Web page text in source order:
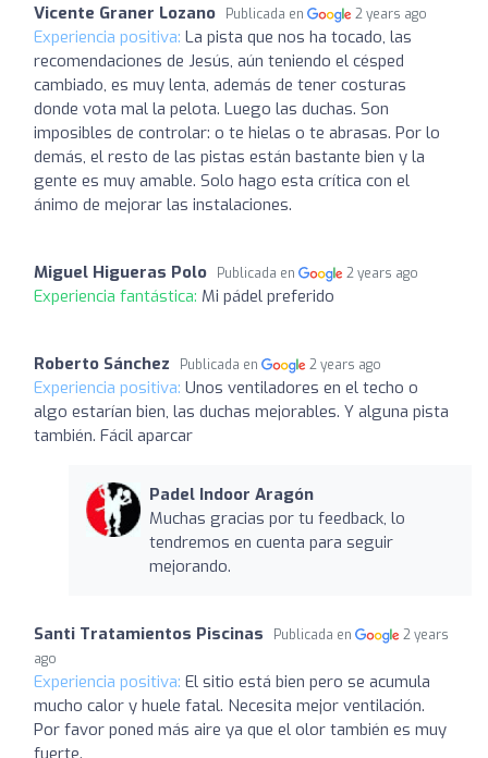
Vicente Graner Lozano Publicada en 2 years ago
Experiencia positiva: La pista que nos ha tocado, las
recomendaciones de Jesús, aún teniendo el césped
cambiado, es muy lenta, además de tener costuras
donde vota mal la pelota. Luego las duchas. Son
imposibles de controlar: o te hielas o te abrasas. Por lo
demás, el resto de las pistas están bastante bien y la
gente es muy amable. Solo hago esta crítica con el
ánimo de mejorar las instalaciones.
Miguel Higueras Polo Publicada en 2 years ago
Experiencia fantástica: Mi pádel preferido
Roberto Sánchez Publicada en 2 years ago
Experiencia positiva: Unos ventiladores en el techo o
algo estarían bien, las duchas mejorables. Y alguna pista
también. Fácil aparcar
Padel Indoor Aragón
Muchas gracias por tu feedback, lo
tendremos en cuenta para seguir
mejorando.
Santi Tratamientos Piscinas Publicada en
2 years
ago
Experiencia positiva: El sitio está bien pero se acumula
mucho calor y huele fatal. Necesita mejor ventilación.
Por favor poned más aire ya que el olor también es muy
fuerte.